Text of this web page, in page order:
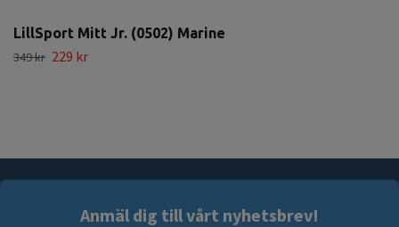
LillSport Mitt Jr. (0502) Marine
349 kr 229 kr
Anmäl dig till vårt nyhetsbrev!